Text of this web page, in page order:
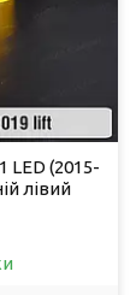
LED (2015-
лівий